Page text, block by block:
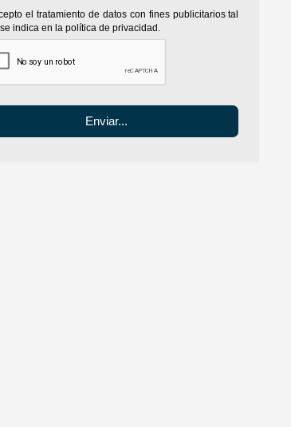
el tratamiento de datos con fines publicitarios tal
indica en la política de privacidad.